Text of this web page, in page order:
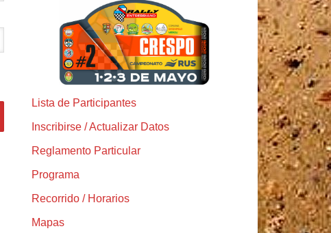
Lista de Participantes
Inscribirse / Actualizar Datos
Reglamento Particular
Programa
Recorrido / Horarios
Mapas